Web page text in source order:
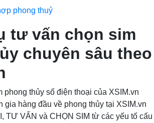
tư vấn chọn sim
chuyên sâu theo
thủy số điện thoại của XSIM.vn
gia hàng đầu về phong thủy tại XSIM.vn
TƯ VẤN và CHỌN SIM từ các yếu tố cấu